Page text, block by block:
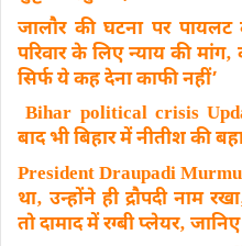
जालौर की घटना पर
परिवार के लिए न्याय की मांग‚
सिर्फ ये कह देना काफी नहीं’
Bihar political crisis
बाद भी बिहार में नीतीश की
President Draupadi
था‚ उन्होंने ही द्रौपदी नाम
तो दामाद में रग्बी प्लेयर‚